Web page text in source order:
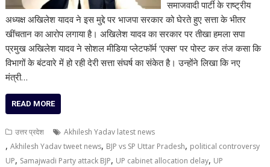
समाजवादी पार्टी के राष्ट्रीय
अध्यक्ष अखिलेश यादव ने इस मुद्दे पर भाजपा सरकार को घेरते हुए सत्ता के भीतर
खींचतान का आरोप लगाया है। अखिलेश यादव का सरकार पर तीखा हमला सपा
प्रमुख अखिलेश यादव ने सोशल मीडिया प्लेटफॉर्म ‘एक्स’ पर पोस्ट कर तंज कसा कि
विभागों के बंटवारे में हो रही देरी सत्ता संघर्ष का संकेत है। उन्होंने लिखा कि नए
मंत्री…
READ MORE
उत्तर प्रदेश Akhilesh Yadav latest news
,Akhilesh Yadav tweet news, BJP vs SP Uttar Pradesh, political controversy
UP, Samajwadi Party attack BJP, UP cabinet allocation delay, UP